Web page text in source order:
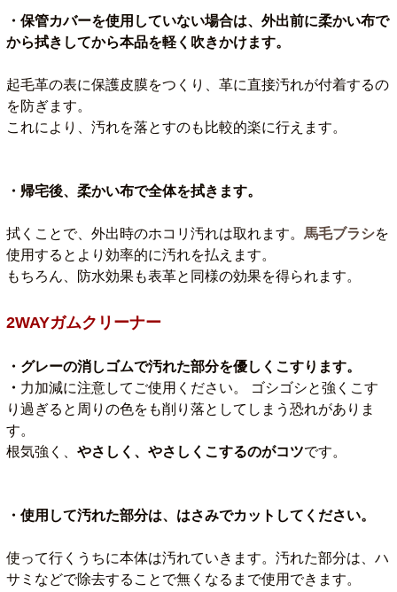
・保管カバーを使用していない場合は、外出前に柔かい布で
から拭きしてから本品を軽く吹きかけます。
起毛革の表に保護皮膜をつくり、革に直接汚れが付着するの
を防ぎます。
これにより、汚れを落とすのも比較的楽に行えます。
・帰宅後、柔かい布で全体を拭きます。
拭くことで、外出時のホコリ汚れは取れます。 馬毛ブラシを
使用するとより効率的に汚れを払えます。
もちろん、防水効果も表革と同様の効果を得られます。
2WAYガムクリーナー
・グレーの消しゴムで汚れた部分を優しくこすります。
・ 力加減に注意してご使用ください。 ゴシゴシと強くこす
り過ぎると周りの色をも削り落としてしまう恐れがありま
す。
根気強く、 やさしく、やさしくこするのがコツです。
・使用して汚れた部分は、はさみでカットしてください。
使って行くうちに本体は汚れていきます。汚れた部分は、ハ
サミなどで除去することで無くなるまで使用できます。